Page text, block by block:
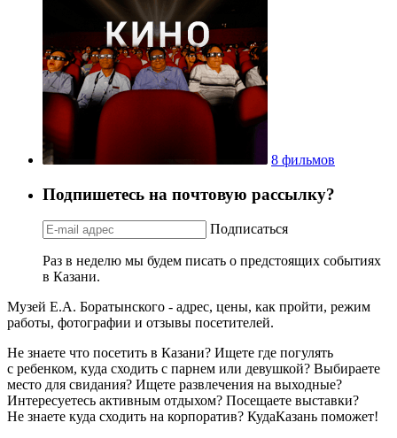
8 фильмов
Подпишетесь на почтовую рассылку?
Подписаться
Раз в неделю мы будем писать о предстоящих событиях
в Казани.
Музей Е.А. Боратынского - адрес, цены, как пройти, режим
работы, фотографии и отзывы посетителей.
Не знаете что посетить в Казани? Ищете где погулять
с ребенком, куда сходить с парнем или девушкой? Выбираете
место для свидания? Ищете развлечения на выходные?
Интересуетесь активным отдыхом? Посещаете выставки?
Не знаете куда сходить на корпоратив? КудаКазань поможет!